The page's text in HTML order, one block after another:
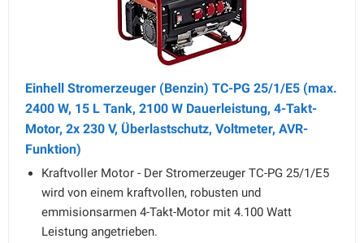
Einhell Stromerzeuger (Benzin) TC-PG 25/1/E5 (max.
2400 W, 15 L Tank, 2100 W Dauerleistung, 4-Takt-
Motor, 2x 230 V, Überlastschutz, Voltmeter, AVR-
Funktion)
Kraftvoller Motor - Der Stromerzeuger TC-PG 25/1/E5
wird von einem kraftvollen, robusten und
emmisionsarmen 4-Takt-Motor mit 4.100 Watt
Leistung angetrieben.